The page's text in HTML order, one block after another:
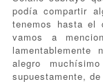
podía compartir
tenemos hasta el
vamos a
alegro
supuestamente,